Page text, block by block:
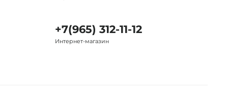
+7(965) 312-11-12
Интернет-магазин